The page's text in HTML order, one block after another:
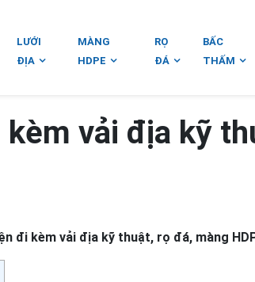
LƯỚI
ĐỊA
MÀNG
HDPE
RỌ
ĐÁ
BẤC
THẤM
vải địa kỹ
đi kèm vải địa kỹ thuật, rọ đá, màng